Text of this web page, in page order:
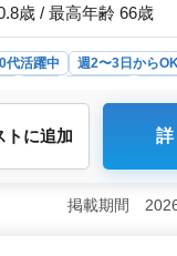
歳 / 最高年齢 66歳
代活躍中 週2〜3日からOK
ント
この求人は駅チカの
性を重視しています。
、仕事とプライベートの
ト に追加 詳
掲載期間